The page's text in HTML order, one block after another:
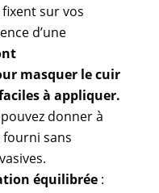
sur vos
d’une
masquer le cuir
à appliquer.
donner à
fourni sans
équilibrée: